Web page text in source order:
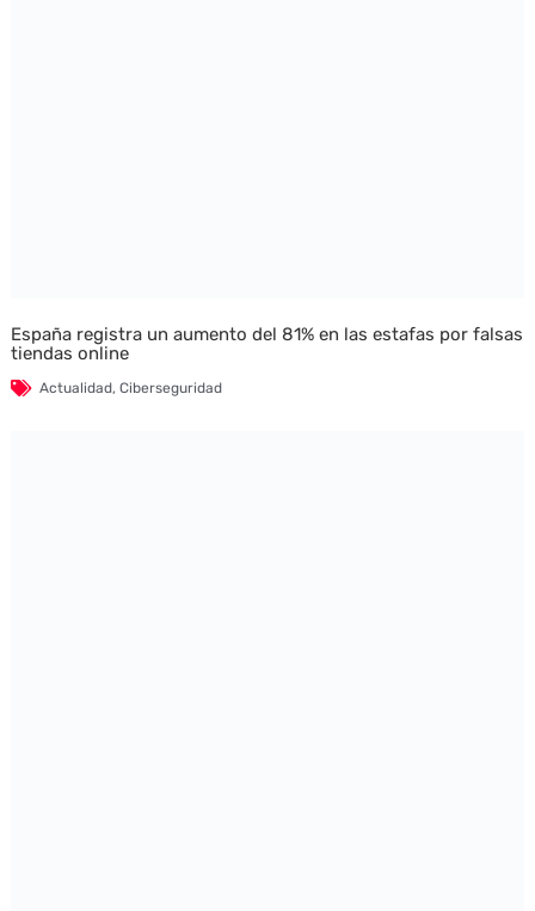
España registra un aumento del 81% en las estafas por falsas
tiendas online
Actualidad, Ciberseguridad